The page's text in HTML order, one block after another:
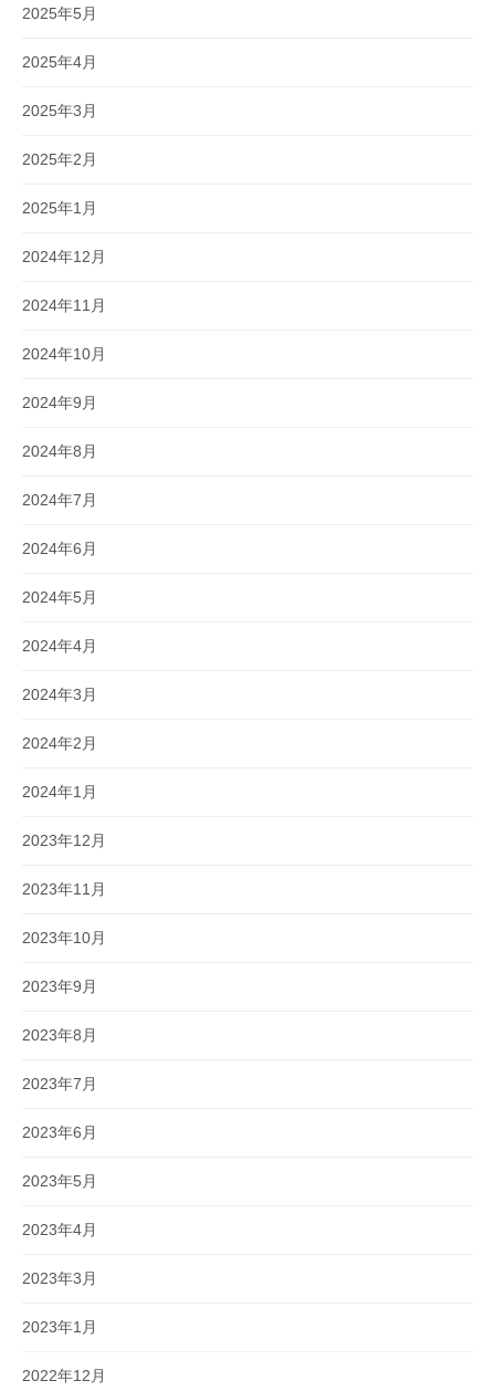
2025年5月
2025年4月
2025年3月
2025年2月
2025年1月
2024年12月
2024年11月
2024年10月
2024年9月
2024年8月
2024年7月
2024年6月
2024年5月
2024年4月
2024年3月
2024年2月
2024年1月
2023年12月
2023年11月
2023年10月
2023年9月
2023年8月
2023年7月
2023年6月
2023年5月
2023年4月
2023年3月
2023年1月
2022年12月